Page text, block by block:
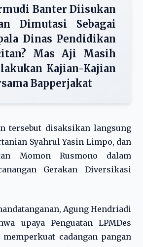
Banter Diisukan
Dimutasi Sebagai
Dinas Pendidikan
Mas Aji Masih
Kajian-Kajian
Bapperjakat
tersebut disaksikan langsung
Syahrul Yasin Limpo, dan
Momon Rusmono dalam
Gerakan Diversikasi
Agung Hendriadi
upaya Penguatan LPMDes
cadangan pangan